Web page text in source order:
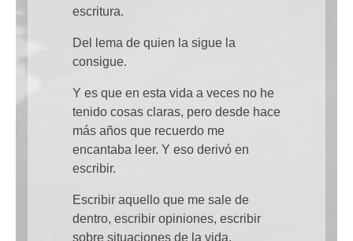
escritura.
Del lema de quien la sigue la
consigue.
Y es que en esta vida a veces no he
tenido cosas claras, pero desde hace
más años que recuerdo me
encantaba leer. Y eso derivó en
escribir.
Escribir aquello que me sale de
dentro, escribir opiniones, escribir
sobre situaciones de la vida,